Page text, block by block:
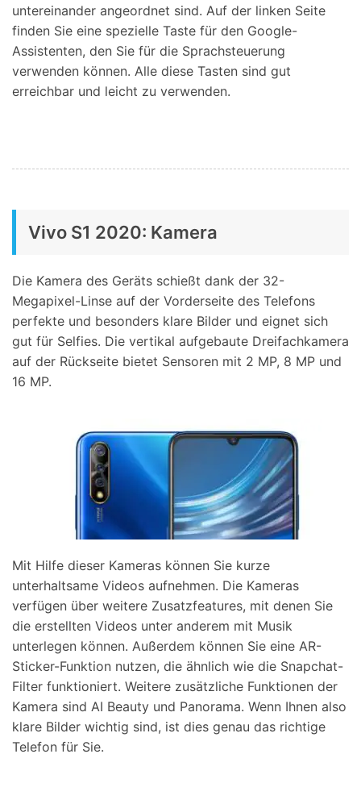
untereinander angeordnet sind. Auf der linken Seite
finden Sie eine spezielle Taste für den Google-
Assistenten, den Sie für die Sprachsteuerung
verwenden können. Alle diese Tasten sind gut
erreichbar und leicht zu verwenden.
Vivo S1 2020: Kamera
Die Kamera des Geräts schießt dank der 32-
Megapixel-Linse auf der Vorderseite des Telefons
perfekte und besonders klare Bilder und eignet sich
gut für Selfies. Die vertikal aufgebaute Dreifachkamera
auf der Rückseite bietet Sensoren mit 2 MP, 8 MP und
16 MP.
Mit Hilfe dieser Kameras können Sie kurze
unterhaltsame Videos aufnehmen. Die Kameras
verfügen über weitere Zusatzfeatures, mit denen Sie
die erstellten Videos unter anderem mit Musik
unterlegen können. Außerdem können Sie eine AR-
Sticker-Funktion nutzen, die ähnlich wie die Snapchat-
Filter funktioniert. Weitere zusätzliche Funktionen der
Kamera sind AI Beauty und Panorama. Wenn Ihnen also
klare Bilder wichtig sind, ist dies genau das richtige
Telefon für Sie.